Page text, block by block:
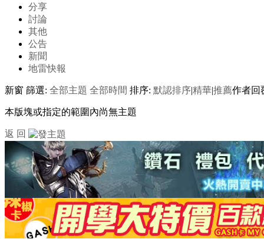
分享
討論
其他
公告
新聞
地雷快報
新窗 篩選: 全部主題 全部時間 排序: 默認排序|精華|推薦作者回
本版塊或指定的範圍內尚無主題
返 回